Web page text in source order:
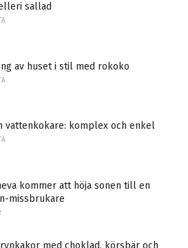
sallad
av huset i stil med rokoko
vattenkokare: komplex och enkel
kommer att höja sonen till en
missbrukare
med choklad, körsbär och